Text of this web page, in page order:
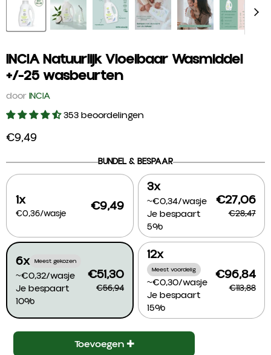
INCIA Natuurlijk Vloeibaar Wasmiddel
+/-25 wasbeurten
doorINCIA
353 beoordelingen
Huidige prijs
€9,49
BUNDEL & BESPAAR
1x
€0,36/wasje €9,49
3x
~€0,34/wasje
Je bespaart
5%
€27,06
€28,47
6x Meest gekozen
~€0,32/wasje
Je bespaart
10%
€51,30
€56,94
12x
Meest voordelig
~€0,30/wasje
Je bespaart
15%
€96,84
€113,88
Toevoegen ✚